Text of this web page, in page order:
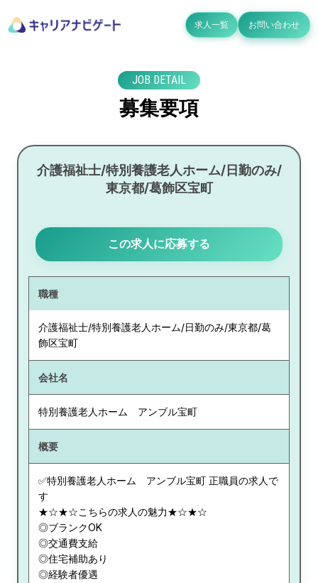
求人一覧 お問い合わせ
JOB DETAIL
募集要項
介護福祉士/特別養護老人ホーム/日勤のみ/
東京都/葛飾区宝町
この求人に応募する
職種
介護福祉士/特別養護老人ホーム/日勤のみ/東京都/葛
飾区宝町
会社名
特別養護老人ホーム アンブル宝町
概要
✅特別養護老人ホーム アンブル宝町 正職員の求人で
す
★☆★☆こちらの求人の魅力★☆★☆
◎ブランクOK
◎交通費支給
◎住宅補助あり
◎経験者優遇